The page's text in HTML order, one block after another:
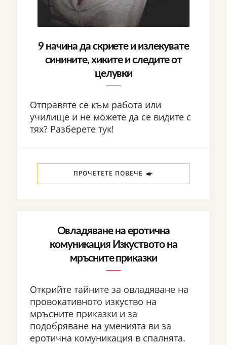
9 начина да скриете и излекувате
синините, хиките и следите от
целувки
Отправяте се към работа или
училище и не можете да се видите с
тях? Разберете тук!
ПРОЧЕТЕТЕ ПОВЕЧЕ
Овладяване на еротична
комуникация Изкуството на
мръсните приказки
Открийте тайните за овладяване на
провокативното изкуство на
мръсните приказки и за
подобряване на уменията ви за
еротична комуникация в спалнята.